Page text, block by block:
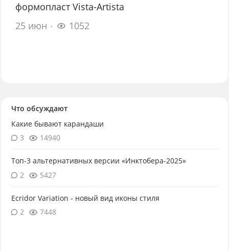
формопласт Vista-Artista
25 июн
1052
Что обсуждают
Какие бывают карандаши
3
14940
Топ-3 альтернативных версии «Инктобера-2025»
2
5427
Ecridor Variation - новый вид иконы стиля
2
7448